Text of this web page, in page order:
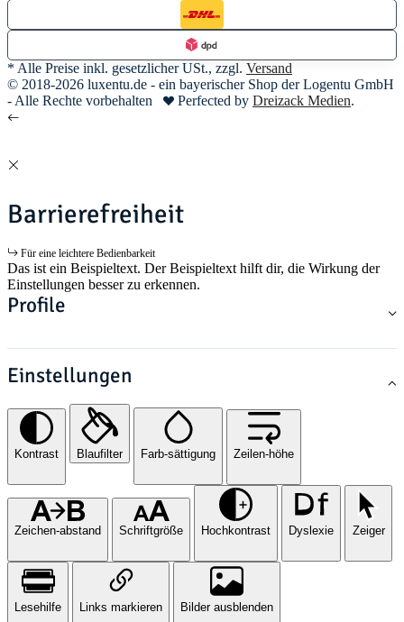
* Alle Preise inkl. gesetzlicher USt., zzgl. Versand
© 2018-2026 luxentu.de - ein bayerischer Shop der Logentu GmbH
- Alle Rechte vorbehalten
Perfected by Dreizack Medien.
Barrierefreiheit
Für eine leichtere Bedienbarkeit
Das ist ein Beispieltext. Der Beispieltext hilft dir, die Wirkung der
Einstellungen besser zu erkennen.
Profile
Einstellungen
Kontrast Blaufilter Farb-sättigung Zeilen-höhe
Zeichen-abstand Schriftgröße Hochkontrast Dyslexie Zeiger
Lesehilfe Links markieren Bilder ausblenden